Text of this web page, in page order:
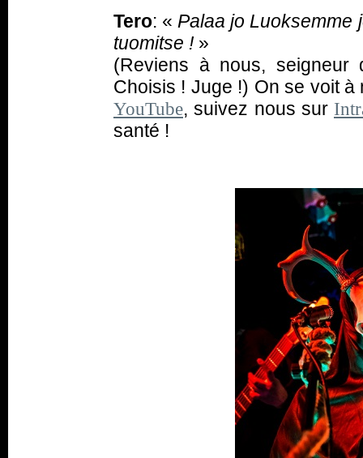
Tero: « Palaa jo Luoksemme
tuomitse ! »
(Reviens à nous,
Choisis ! Juge !) On se voit
YouTube, suivez nous sur
santé !